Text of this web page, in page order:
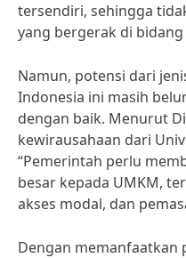
tersendiri, sehingga
yang bergerak di bidang
Namun, potensi dari
Indonesia ini masih
dengan baik. Menurut
kewirausahaan dari
“Pemerintah perlu
besar kepada UMKM,
akses modal, dan
Dengan memanfaatkan